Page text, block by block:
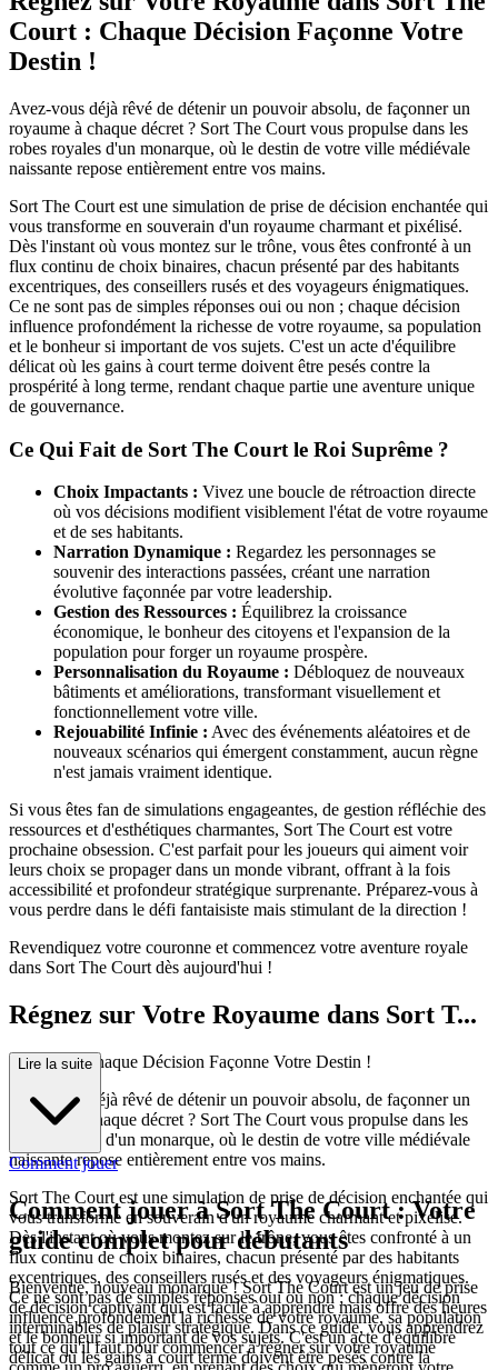
Court : Chaque Décision Façonne Votre
Destin !
Avez-vous déjà rêvé de détenir un pouvoir absolu, de façonner un
royaume à chaque décret ? Sort The Court vous propulse dans les
robes royales d'un monarque, où le destin de votre ville médiévale
naissante repose entièrement entre vos mains.
Sort The Court est une simulation de prise de décision enchantée qui
vous transforme en souverain d'un royaume charmant et pixélisé.
Dès l'instant où vous montez sur le trône, vous êtes confronté à un
flux continu de choix binaires, chacun présenté par des habitants
excentriques, des conseillers rusés et des voyageurs énigmatiques.
Ce ne sont pas de simples réponses oui ou non ; chaque décision
influence profondément la richesse de votre royaume, sa population
et le bonheur si important de vos sujets. C'est un acte d'équilibre
délicat où les gains à court terme doivent être pesés contre la
prospérité à long terme, rendant chaque partie une aventure unique
de gouvernance.
Ce Qui Fait de Sort The Court le Roi Suprême ?
Choix Impactants : Vivez une boucle de rétroaction directe
où vos décisions modifient visiblement l'état de votre royaume
et de ses habitants.
Narration Dynamique : Regardez les personnages se
souvenir des interactions passées, créant une narration
évolutive façonnée par votre leadership.
Gestion des Ressources : Équilibrez la croissance
économique, le bonheur des citoyens et l'expansion de la
population pour forger un royaume prospère.
Personnalisation du Royaume : Débloquez de nouveaux
bâtiments et améliorations, transformant visuellement et
fonctionnellement votre ville.
Rejouabilité Infinie : Avec des événements aléatoires et de
nouveaux scénarios qui émergent constamment, aucun règne
n'est jamais vraiment identique.
Si vous êtes fan de simulations engageantes, de gestion réfléchie des
ressources et d'esthétiques charmantes, Sort The Court est votre
prochaine obsession. C'est parfait pour les joueurs qui aiment voir
leurs choix se propager dans un monde vibrant, offrant à la fois
accessibilité et profondeur stratégique surprenante. Préparez-vous à
vous perdre dans le défi fantaisiste mais stimulant de la direction !
Revendiquez votre couronne et commencez votre aventure royale
dans Sort The Court dès aujourd'hui !
Régnez sur Votre Royaume dans Sort T...
he Court : Chaque Décision Façonne Votre Destin !
Avez-vous déjà rêvé de détenir un pouvoir absolu, de façonner un
royaume à chaque décret ? Sort The Court vous propulse dans les
robes royales d'un monarque, où le destin de votre ville médiévale
naissante repose entièrement entre vos mains.
Sort The Court est une simulation de prise de décision enchantée qui
vous transforme en souverain d'un royaume charmant et pixélisé.
Dès l'instant où vous montez sur le trône, vous êtes confronté à un
flux continu de choix binaires, chacun présenté par des habitants
excentriques, des conseillers rusés et des voyageurs énigmatiques.
Ce ne sont pas de simples réponses oui ou non ; chaque décision
influence profondément la richesse de votre royaume, sa population
et le bonheur si important de vos sujets. C'est un acte d'équilibre
délicat où les gains à court terme doivent être pesés contre la
Lire la suite
Comment jouer
Comment jouer à Sort The Court : Votre
guide complet pour débutants
Bienvenue, nouveau monarque ! Sort The Court est un jeu de prise
de décision captivant qui est facile à apprendre mais offre des heures
interminables de plaisir stratégique. Dans ce guide, vous apprendrez
tout ce qu'il faut pour commencer à régner sur votre royaume